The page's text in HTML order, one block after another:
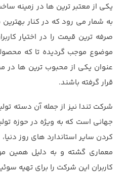
یکی از معتبر ترین ها در زمینه
به شمار می رود که در کنار
صرفه ترین قیمت را در اختیار
موضوع موجب گردیده تا که
عنوان یکی از محبوب ترین ها در
قرار گرفته باشند.
شرکت تندا نیز از جمله آن دسته
جهانی است که به ویژه در حوزه
کردن سایر استاندارد های روز
معماری گشته و به دلیل همین
کاربران این شرکت را برای تهیه